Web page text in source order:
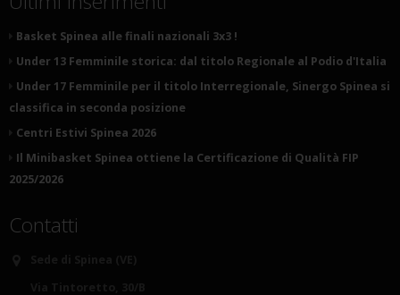
Basket Spinea alle finali nazionali 3x3 !
Under 13 Femminile storica: dal titolo Regionale al Podio d'Italia
Under 17 Femminile per il titolo Interregionale, Sinergo Spinea si
classifica in seconda posizione
Centri Estivi Spinea 2026
Il Minibasket Spinea ottiene la Certificazione di Qualità FIP
2025/2026
Contatti